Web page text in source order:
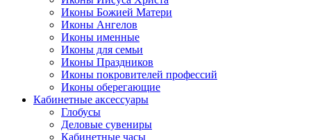
Иконы Божией Матери
Иконы Ангелов
Иконы именные
Иконы для семьи
Иконы Праздников
Иконы покровителей профессий
Иконы оберегающие
Кабинетные аксессуары
Глобусы
Деловые сувениры
Кабинетные часы